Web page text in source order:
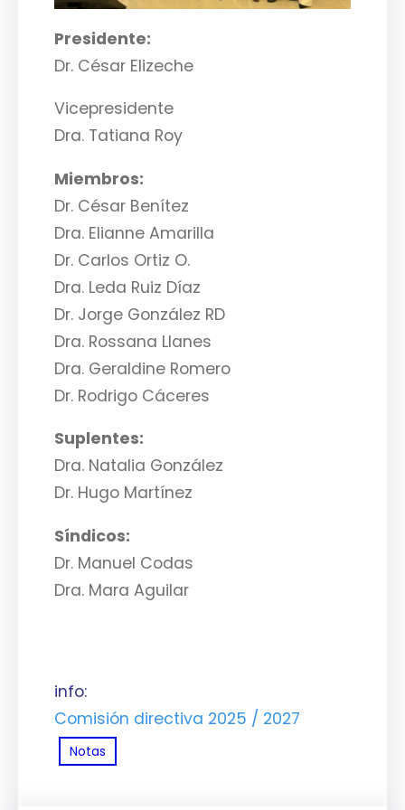
Presidente:
Dr. César Elizeche
Vicepresidente
Dra. Tatiana Roy
Miembros:
Dr. César Benítez
Dra. Elianne Amarilla
Dr. Carlos Ortiz O.
Dra. Leda Ruiz Díaz
Dr. Jorge González RD
Dra. Rossana Llanes
Dra. Geraldine Romero
Dr. Rodrigo Cáceres
Suplentes:
Dra. Natalia González
Dr. Hugo Martínez
Síndicos:
Dr. Manuel Codas
Dra. Mara Aguilar
info:
Comisión directiva 2025 / 2027
Notas